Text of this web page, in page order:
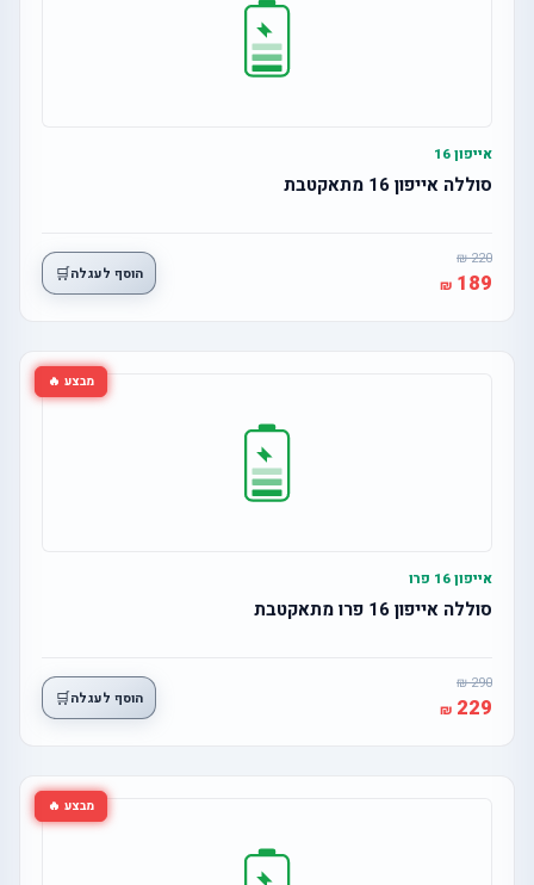
אייפון 16
סוללה אייפון 16 מתאקטבת
220
189 הוסף לעגלה🛒
מבצע 🔥
אייפון 16 פרו
סוללה אייפון 16 פרו מתאקטבת
290
229 הוסף לעגלה🛒
מבצע 🔥